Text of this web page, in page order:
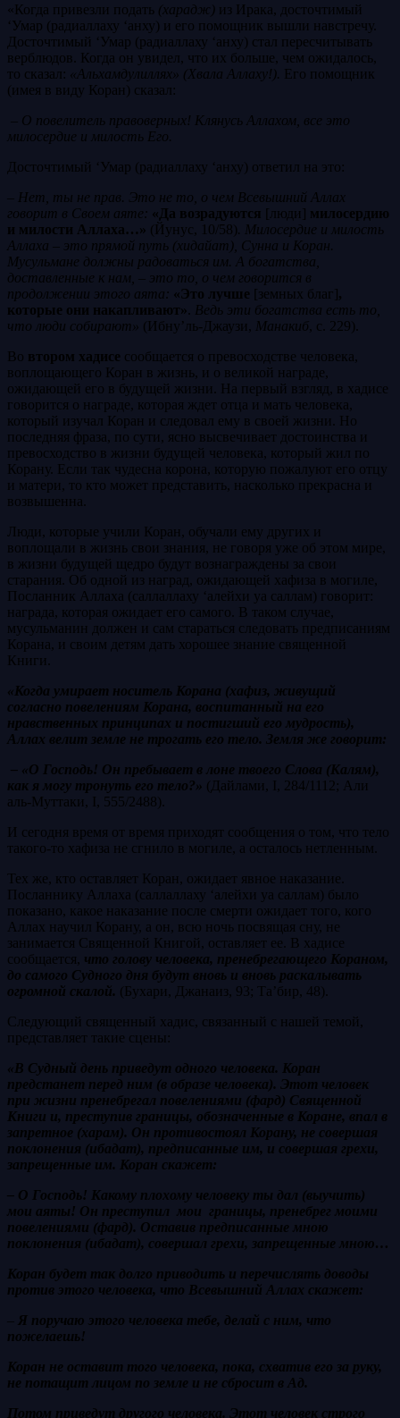
«Когда привезли подать (харадж) из Ирака, досточтимый
‘Умар (радиаллаху ‘анху) и его помощник вышли навстречу.
Досточтимый ‘Умар (радиаллаху ‘анху) стал пересчитывать
верблюдов. Когда он увидел, что их больше, чем ожидалось,
то сказал: «Альхамдулиллях» (Хвала Аллаху!). Его помощник
(имея в виду Коран) сказал:
– О повелитель правоверных! Клянусь Аллахом, все это
милосердие и милость Его.
Досточтимый ‘Умар (радиаллаху ‘анху) ответил на это:
– Нет, ты не прав. Это не то, о чем Всевышний Аллах
говорит в Своем аяте: «Да возрадуются [люди] милосердию
и милости Аллаха…» (Йунус, 10/58). Милосердие и милость
Аллаха – это прямой путь (хидайат), Сунна и Коран.
Мусульмане должны радоваться им. А богатства,
доставленные к нам, – это то, о чем говорится в
продолжении этого аята: «Это лучше [земных благ],
которые они накапливают»
Ведь эти богатства есть то,
что люди собирают» (Ибну’ль-Джаузи, Манакиб, с. 229).
Во втором хадисе сообщается о превосходстве человека,
воплощающего Коран в жизнь, и о великой награде,
ожидающей его в будущей жизни. На первый взгляд, в хадисе
говорится о награде, которая ждет отца и мать человека,
который изучал Коран и следовал ему в своей жизни. Но
последняя фраза, по сути, ясно высвечивает достоинства и
превосходство в жизни будущей человека, который жил по
Корану. Если так чудесна корона, которую пожалуют его отцу
и матери, то кто может представить, насколько прекрасна и
возвышенна.
Люди, которые учили Коран, обучали ему других и
воплощали в жизнь свои знания, не говоря уже об этом мире,
в жизни будущей щедро будут вознаграждены за свои
старания. Об одной из наград, ожидающей хафиза в могиле,
Посланник Аллаха (саллаллаху ‘алейхи уа саллам) говорит:
награда, которая ожидает его самого. В таком случае,
мусульманин должен и сам стараться следовать предписаниям
Корана, и своим детям дать хорошее знание священной
Книги.
«Когда умирает носитель Корана (хафиз, живущий
согласно повелениям Корана, воспитанный на его
нравственных принципах и постигший его мудрость),
Аллах велит земле не трогать его тело. Земля же говорит:
– «О Господь! Он пребывает в лоне твоего Слова (Калям),
как я могу тронуть его тело?» (Дайлами, I, 284/1112; Али
аль-Муттаки, I, 555/2488).
И сегодня время от время приходят сообщения о том, что тело
такого-то хафиза не сгнило в могиле, а осталось нетленным.
Тех же, кто оставляет Коран, ожидает явное наказание.
Посланнику Аллаха (саллаллаху ‘алейхи уа саллам) было
показано, какое наказание после смерти ожидает того, кого
Аллах научил Корану, а он, всю ночь посвящая сну, не
занимается Священной Книгой, оставляет ее. В хадисе
сообщается, что голову человека, пренебрегающего Кораном,
до самого Судного дня будут вновь и вновь раскалывать
огромной скалой. (Бухари, Джанаиз, 93; Та’бир, 48).
Следующий священный хадис, связанный с нашей темой,
представляет такие сцены:
«В Судный день приведут одного человека. Коран
предстанет перед ним (в образе человека). Этот человек
при жизни пренебрегал повелениями (фард) Священной
Книги и, преступив границы, обозначенные в Коране, впал в
запретное (харам). Он противостоял Корану, не совершая
поклонения (ибадат), предписанные им, и совершая грехи,
запрещенные им. Коран скажет:
– О Господь! Какому плохому человеку ты дал (выучить)
мои аяты! Он преступил мои границы, пренебрег моими
повелениями (фард). Оставив предписанные мною
поклонения (ибадат), совершал грехи, запрещенные мною…
Коран будет так долго приводить и перечислять доводы
против этого человека, что Всевышний Аллах скажет:
– Я поручаю этого человека тебе, делай с ним, что
пожелаешь!
Коран не оставит того человека, пока, схватив его за руку,
не потащит лицом по земле и не сбросит в Ад.
Потом приведут другого человека. Этот человек строго